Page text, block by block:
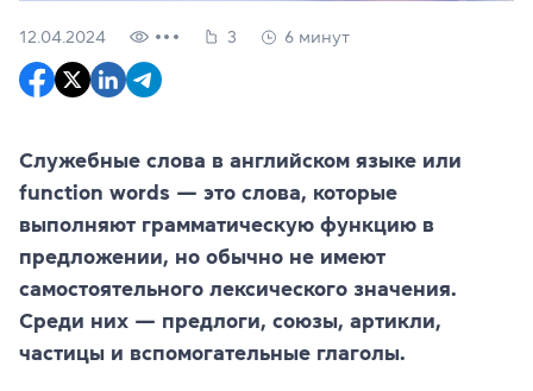
12.04.2024 3 6 минут
Служебные слова в английском языке или
function words — это слова, которые
выполняют грамматическую функцию в
предложении, но обычно не имеют
самостоятельного лексического значения.
Среди них — предлоги, союзы, артикли,
частицы и вспомогательные глаголы.